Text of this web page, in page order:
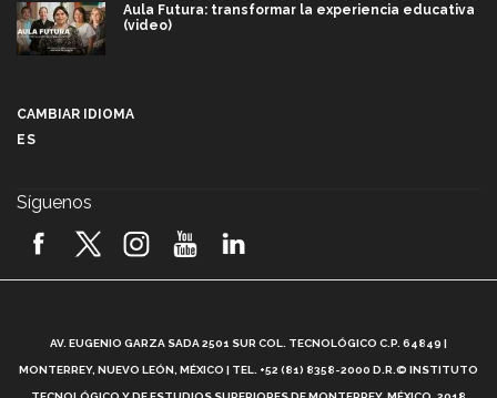
Aula Futura: transformar la experiencia educativa
(video)
2026! (video)
¿Cómo es el Modelo Educativo Tec? (video)
CAMBIAR IDIOMA
ES
Síguenos
AV. EUGENIO GARZA SADA 2501 SUR COL. TECNOLÓGICO C.P. 64849 |
MONTERREY, NUEVO LEÓN, MÉXICO | TEL. +52 (81) 8358-2000 D.R.© INSTITUTO